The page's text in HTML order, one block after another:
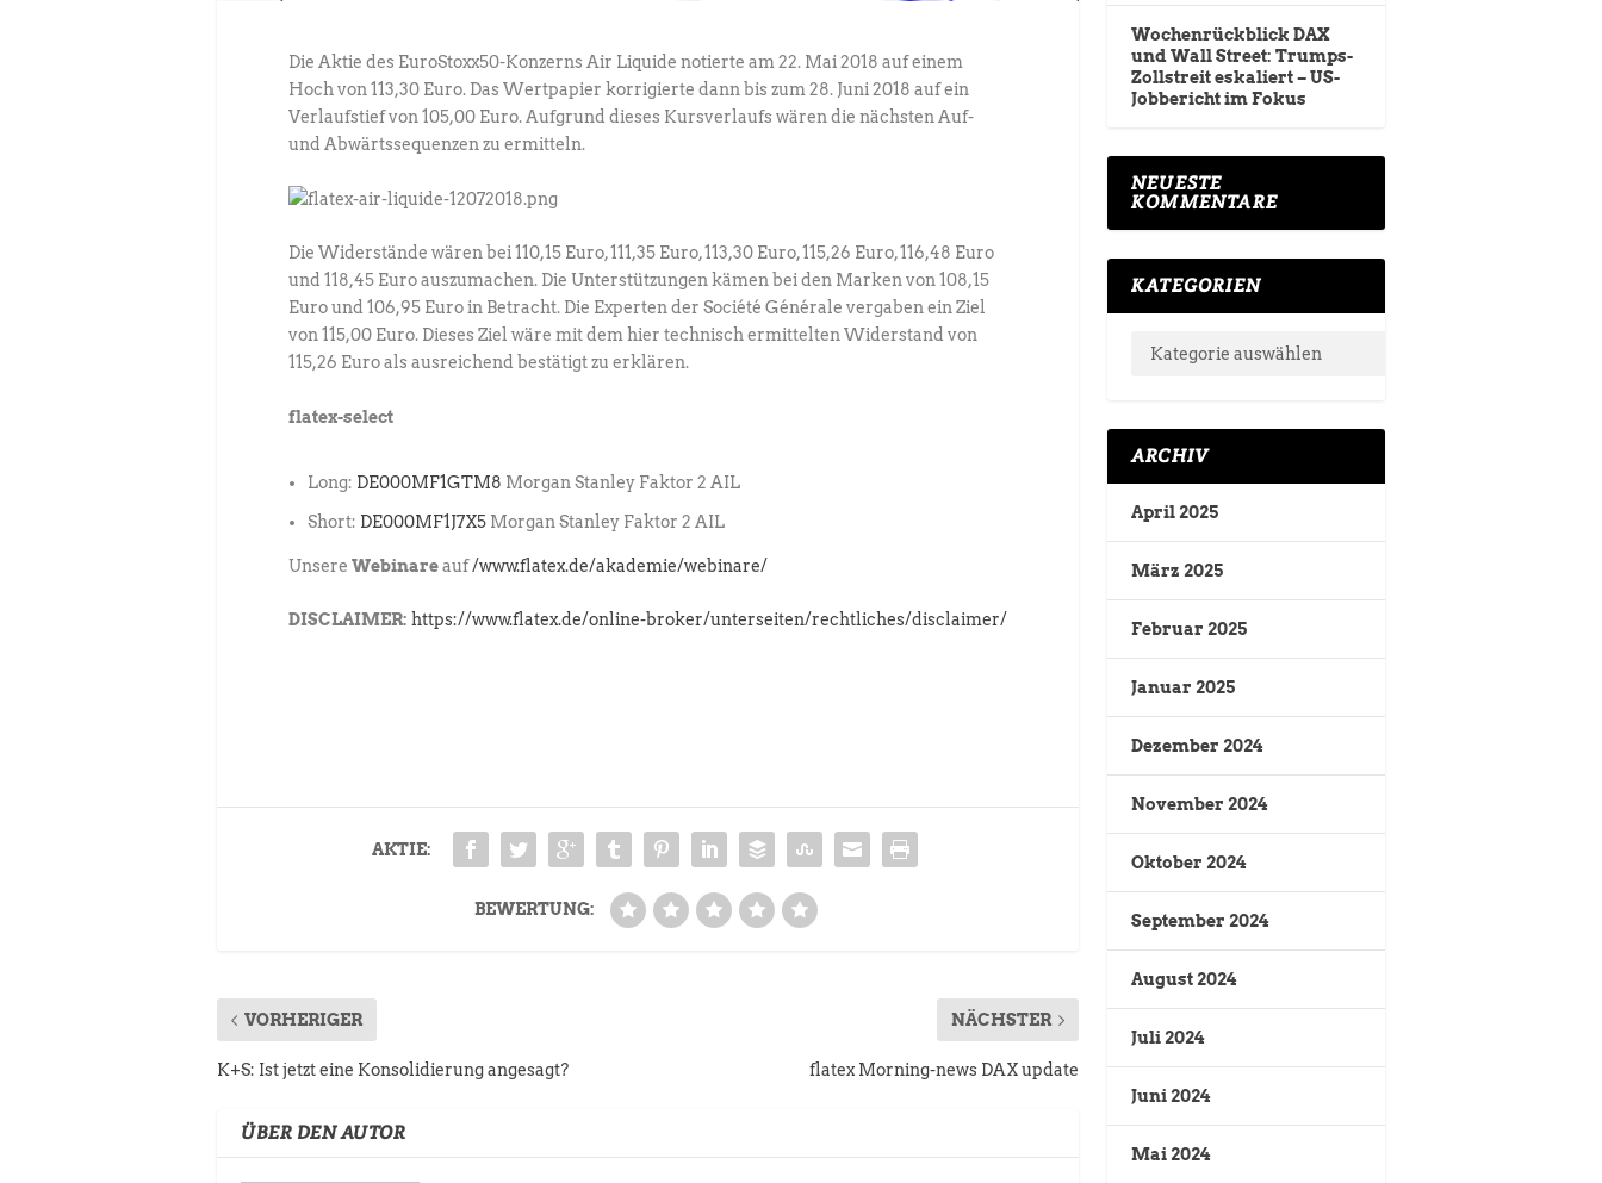
Die Aktie des EuroStoxx50-Konzerns Air Liquide notierte am 22. Mai 2018 auf einem
Hoch von 113,30 Euro. Das Wertpapier korrigierte dann bis zum 28. Juni 2018 auf ein
Verlaufstief von 105,00 Euro. Aufgrund dieses Kursverlaufs wären die nächsten Auf-
und Abwärtssequenzen zu ermitteln.
Die Widerstände wären bei 110,15 Euro, 111,35 Euro, 113,30 Euro, 115,26 Euro, 116,48 Euro
und 118,45 Euro auszumachen. Die Unterstützungen kämen bei den Marken von 108,15
Euro und 106,95 Euro in Betracht. Die Experten der Société Générale vergaben ein Ziel
von 115,00 Euro. Dieses Ziel wäre mit dem hier technisch ermittelten Widerstand von
115,26 Euro als ausreichend bestätigt zu erklären.
flatex-select
Long: DE000MF1GTM8 Morgan Stanley Faktor 2 AIL
Short: DE000MF1J7X5 Morgan Stanley Faktor 2 AIL
Unsere Webinareauf/www.flatex.de/akademie/webinare/
DISCLAIMER: https://www.flatex.de/online-broker/unterseiten/rechtliches/disclaimer/
AKTIE:
BEWERTUNG:
VORHERIGER
K+S: Ist jetzt eine Konsolidierung angesagt?
NÄCHSTER
flatex Morning-news DAX update
ÜBER DEN AUTOR
Wochenrückblick DAX
und Wall Street: Trumps-
Zollstreit eskaliert – US-
Jobbericht im Fokus
NEUESTE
KOMMENTARE
KATEGORIEN
ARCHIV
April 2025
März 2025
Februar 2025
Januar 2025
Dezember 2024
November 2024
Oktober 2024
September 2024
August 2024
Juli 2024
Juni 2024
Mai 2024